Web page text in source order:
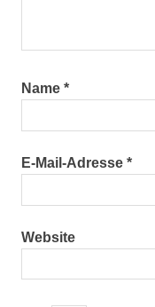
Name *
E-Mail-Adresse *
Website